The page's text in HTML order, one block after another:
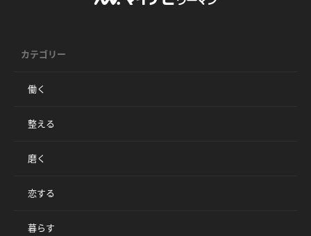
カテゴリー
働く
整える
磨く
恋する
暮らす